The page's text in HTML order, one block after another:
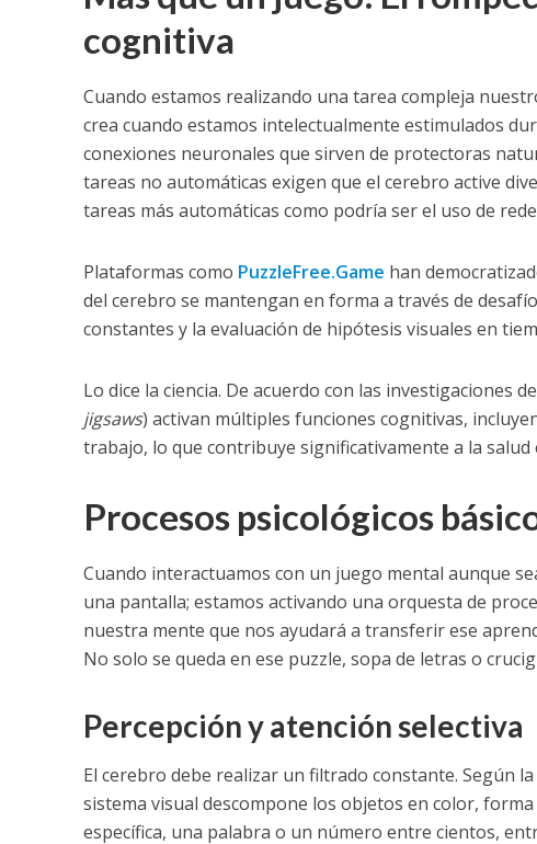
cognitiva
Cuando estamos realizando una tarea compleja
crea cuando estamos intelectualmente estimulados
conexiones neuronales que sirven de protectoras
tareas no automáticas exigen que el cerebro active
tareas más automáticas como podría ser el uso de
Plataformas como PuzzleFree.Game han
del cerebro se mantengan en forma a través de
constantes y la evaluación de hipótesis visuales en
Lo dice la ciencia. De acuerdo con las investigaciones
jigsaws) activan múltiples funciones cognitivas,
trabajo, lo que contribuye significativamente a la salud
Procesos psicológicos
Cuando interactuamos con un juego mental aunque
una pantalla; estamos activando una orquesta de
nuestra mente que nos ayudará a transferir ese
No solo se queda en ese puzzle, sopa de letras o
Percepción y atención selectiva
El cerebro debe realizar un filtrado constante. Según
sistema visual descompone los objetos en color,
específica, una palabra o un número entre cientos,